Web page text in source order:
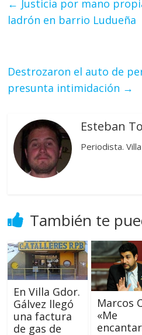
← Justicia por mano
ladrón en barrio Ludueña
Destrozaron el auto de
presunta intimidación →
Esteban
Periodista.
También te
En Villa Gdor.
Gálvez llegó
una factura
de gas de
Marcos
«Me